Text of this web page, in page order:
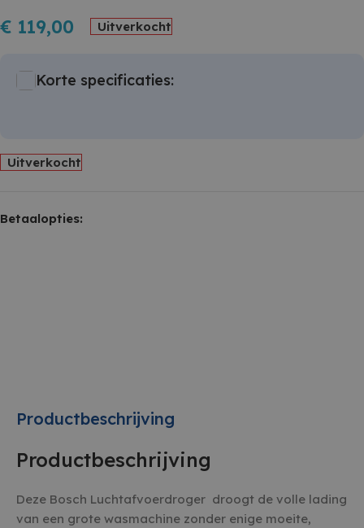
€ 119,00 Uitverkocht
Korte specificaties:
Uitverkocht
Betaalopties:
Productbeschrijving
Productbeschrijving
Deze Bosch Luchtafvoerdroger droogt de volle lading
van een grote wasmachine zonder enige moeite,